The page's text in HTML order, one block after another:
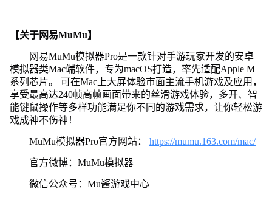
【关于网易MuMu】
网易MuMu模拟器Pro是一款针对手游玩家开发的安卓
模拟器类Mac端软件，专为macOS打造，率先适配Apple M
系列芯片。 可在Mac上大屏体验市面主流手机游戏及应用，
享受最高达240帧高帧画面带来的丝滑游戏体验，多开、智
能键鼠操作等多样功能满足你不同的游戏需求，让你轻松游
戏成神不伤神！
MuMu模拟器Pro官方网站： https://mumu.163.com/mac/
官方微博：MuMu模拟器
微信公众号：Mu酱游戏中心